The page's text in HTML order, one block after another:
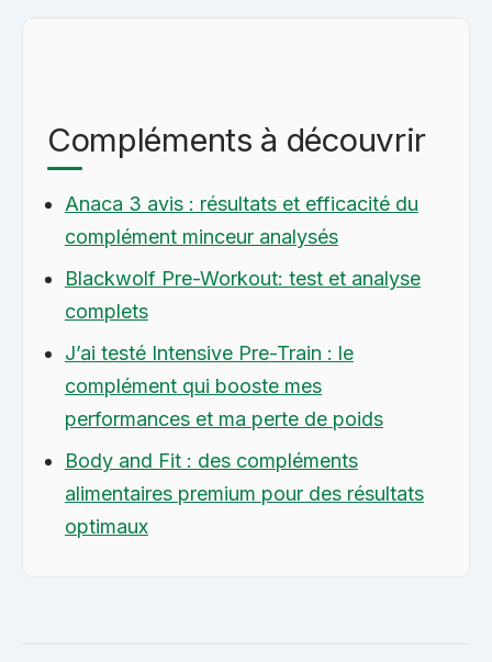
Compléments à découvrir
Anaca 3 avis : résultats et efficacité du
complément minceur analysés
Blackwolf Pre-Workout: test et analyse
complets
J’ai testé Intensive Pre-Train : le
complément qui booste mes
performances et ma perte de poids
Body and Fit : des compléments
alimentaires premium pour des résultats
optimaux